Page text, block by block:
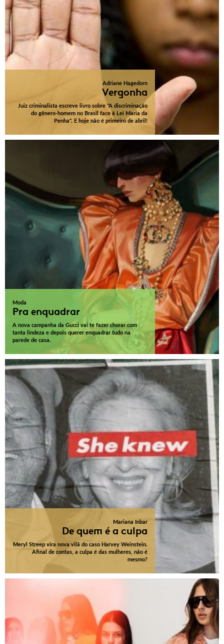
Adriane Hagedorn
Vergonha
Juiz criminalista escreve livro sobre "A discriminação
do gênero-homem no Brasil face à Lei Maria da
Penha". E hoje não é primeiro de abril!
Moda
Pra enquadrar
A nova campanha da Gucci vai te fazer chorar com
tanta lindeza e depois querer enquadrar tudo na
parede de casa.
Mariana Inbar
De quem é a culpa
Meryl Streep vira nova vilã do caso Harvey Weinstein.
Afinal de contas, a culpa é das mulheres, não é
mesmo?